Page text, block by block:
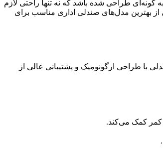
طراحی شده باشد که نه تنها راحتی لازم
از بهترین مدل‌های صندلی اداری مناسب برای
طراحی ارگونومیک و پشتیبانی عالی از